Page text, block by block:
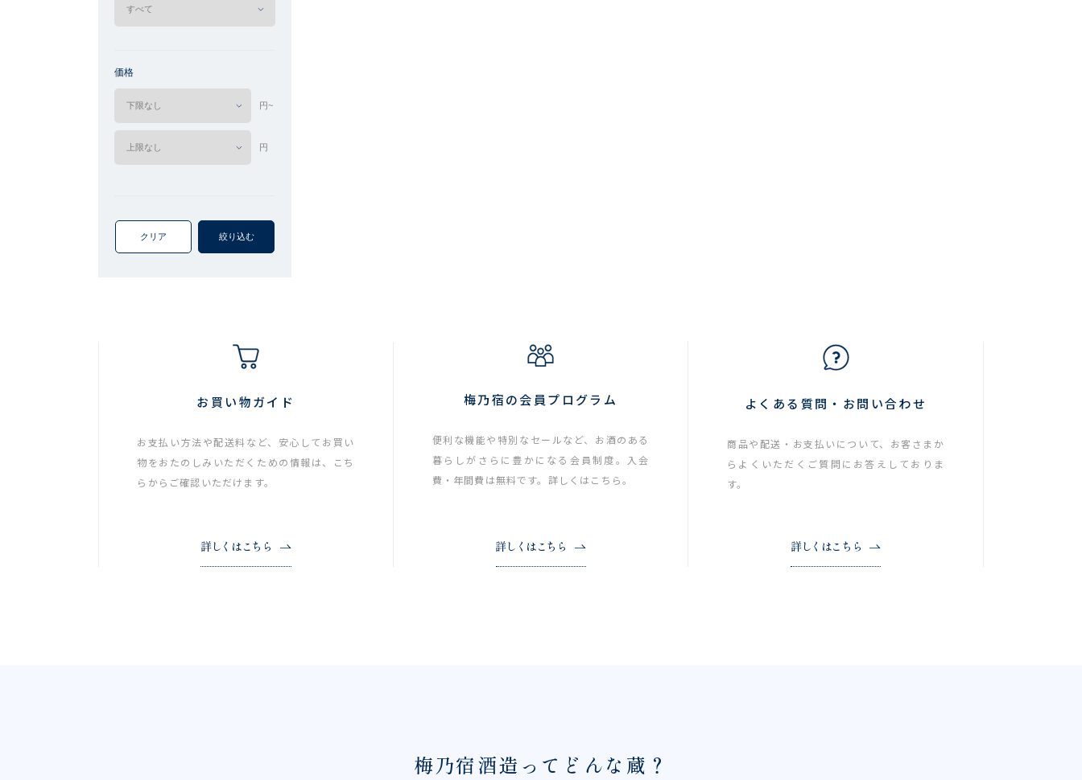
価格
円~
円
クリア 絞り込む
お買い物ガイド
お支払い方法や配送料など、安心してお買い
物をおたのしみいただくための情報は、こち
らからご確認いただけます。
詳しくはこちら
梅乃宿の会員プログラム
便利な機能や特別なセールなど、お酒のある
暮らしがさらに豊かになる会員制度。入会
費・年間費は無料です。詳しくはこちら。
詳しくはこちら
よくある質問・お問い合わせ
商品や配送・お支払いについて、お客さまか
らよくいただくご質問にお答えしておりま
す。
詳しくはこちら
梅乃宿酒造ってどんな蔵？